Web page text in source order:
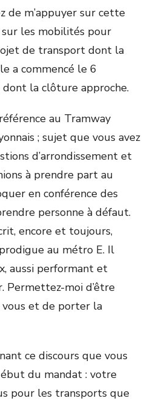
de m’appuyer sur cette
les mobilités pour
de transport dont la
a commencé le 6
la clôture approche.
au Tramway
; sujet que vous avez
d’arrondissement et
à prendre part au
en conférence des
personne à défaut.
encore et toujours,
au métro E. Il
aussi performant et
Permettez-moi d’être
et de porter la
ce discours que vous
du mandat : votre
pour les transports que